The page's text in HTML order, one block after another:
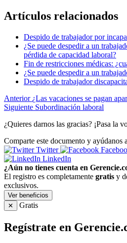
Artículos relacionados
Despido de trabajador por
¿Se puede despedir a un
pérdida de capacidad laboral?
Fin de restricciones médicas:
¿Se puede despedir a un
Despido de trabajador
Anterior ¿Las vacaciones se pagan
Siguiente Subordinación laboral
¿Quieres darnos las gracias? ¡Pasa la
Comparte este documento y ayúdanos
Twitter
LinkedIn
¿Aún no tienes cuenta en
El registro es completamente gratis y
exclusivos.
Ver beneficios
✕
Gratis
Regístrate en